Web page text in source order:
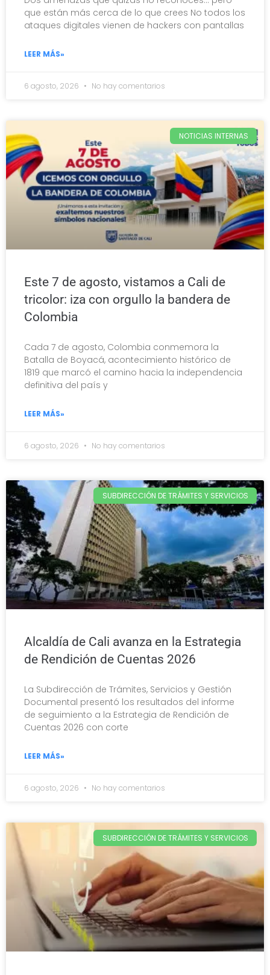
que están más cerca de lo que crees No todos los
ataques digitales vienen de hackers con pantallas
LEER MÁS»
6 agosto, 2026 No hay comentarios
NOTICIAS INTERNAS
Este 7 de agosto, vistamos a Cali de
tricolor: iza con orgullo la bandera de
Colombia
Cada 7 de agosto, Colombia conmemora la
Batalla de Boyacá, acontecimiento histórico de
1819 que marcó el camino hacia la independencia
definitiva del país y
LEER MÁS»
6 agosto, 2026 No hay comentarios
SUBDIRECCIÓN DE TRÁMITES Y SERVICIOS
Alcaldía de Cali avanza en la Estrategia
de Rendición de Cuentas 2026
La Subdirección de Trámites, Servicios y Gestión
Documental presentó los resultados del informe
de seguimiento a la Estrategia de Rendición de
Cuentas 2026 con corte
LEER MÁS»
6 agosto, 2026 No hay comentarios
SUBDIRECCIÓN DE TRÁMITES Y SERVICIOS